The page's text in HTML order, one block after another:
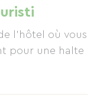
l'hôtel où vous
pour une halte